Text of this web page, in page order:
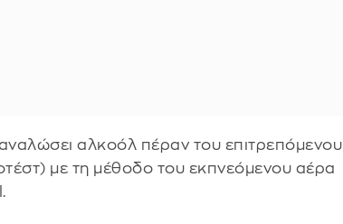
αλκοόλ πέραν του επιτρεπόμενου
με τη μέθοδο του εκπνεόμενου αέρα